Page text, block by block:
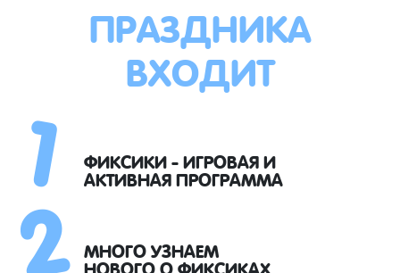
ПРАЗДНИКА
ВХОДИТ
ФИКСИКИ - ИГРОВАЯ И
АКТИВНАЯ ПРОГРАММА
МНОГО УЗНАЕМ